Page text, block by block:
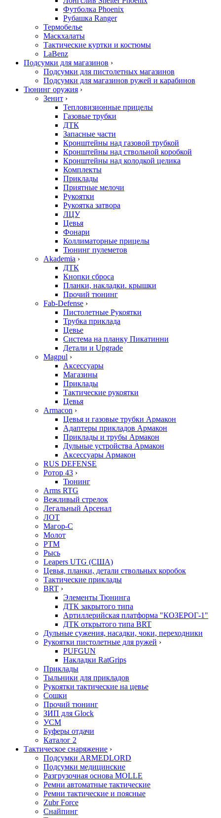
Футболка Phoenix
Рубашка Ranger
Термобелье
Маскхалаты
Тактические куртки и костюмы
LaBenz
Подсумки для магазинов ›
Подсумки для пистолетных магазинов
Подсумки для магазинов ружей и карабинов
Тюнинг оружия ›
Зенит ›
Тепловизионные прицелы
Газовые трубки
ДТК
Запасные части
Кронштейны над газовой трубкой
Кронштейны над ствольной коробкой
Кронштейны над колодкой целика
Комплекты
Приклады
Приятные мелочи
Рукоятки
Рукоятка затвора
ЛЦУ
Цевья
Фонари
Коллиматорные прицелы
Тюнинг пулеметов
Akademia ›
ДТК
Кнопки сброса
Планки, накладки. крышки
Прочий тюнинг
Fab-Defense ›
Пистолетные Рукоятки
Трубка приклада
Цевье
Система на планку Пикатинни
Детали и Upgrade
Magpul ›
Аксессуары
Магазины
Приклады
Тактические рукоятки
Цевья
Armacon ›
Цевья и газовые трубки Армакон
Адаптеры прикладов Армакон
Приклады и трубы Армакон
Дульные устройства Армакон
Аксессуары Армакон
RUS DEFENSE
Ротор 43 ›
Тюнинг
Arms RTG
Вежливый стрелок
Легальный Арсенал
ЛОТ
Магор-С
Молот
РТМ
Рысь
Leapers UTG (США)
Цевья, планки, детали ствольных коробок
Тактические приклады
BRT ›
Элементы Тюнинга
ДТК закрытого типа
Артиллерийская платформа "КОЗЕРОГ-1"
ДТК открытого типа BRT
Дульные сужения, насадки, чоки, переходники
Рукоятки пистолетные для ружей ›
PUFGUN
Накладки RatGrips
Приклады
Тыльники для прикладов
Рукоятки тактические на цевье
Сошки
Прочий тюнинг
ЗИП для Glock
УСМ
Буферы отдачи
Каталог 2
Тактическое снаряжение ›
Подсумки ARMEDLORD
Подсумки медицинские
Разгрузочная основа MOLLE
Ремни автоматные тактические
Ремни тактические и поясные
Zubr Force
Снайпинг